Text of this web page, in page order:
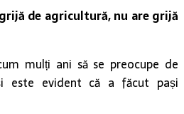
de agricultură, nu are grijă
mulți ani să se preocupe de
este evident că a făcut pași